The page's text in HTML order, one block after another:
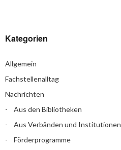
Kategorien
Allgemein
Fachstellenalltag
Nachrichten
Aus den Bibliotheken
Aus Verbänden und Institutionen
Förderprogramme